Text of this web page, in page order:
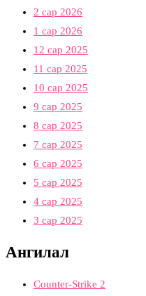
2 сар 2026
1 сар 2026
12 сар 2025
11 сар 2025
10 сар 2025
9 сар 2025
8 сар 2025
7 сар 2025
6 сар 2025
5 сар 2025
4 сар 2025
3 сар 2025
Ангилал
Counter-Strike 2